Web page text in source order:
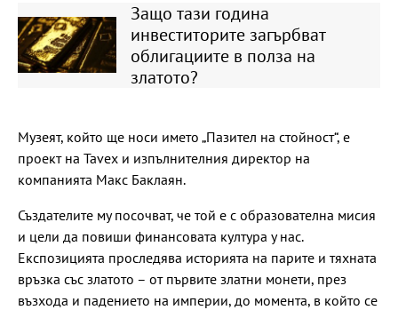
Защо тази година
инвеститорите загърбват
облигациите в полза на
златото?
Музеят, който ще носи името „Пазител на стойност“, е
проект на Tavex и изпълнителния директор на
компанията Макс Баклаян.
Създателите му посочват, че той е с образователна мисия
и цели да повиши финансовата култура у нас.
Експозицията проследява историята на парите и тяхната
връзка със златото – от първите златни монети, през
възхода и падението на империи, до момента, в който се